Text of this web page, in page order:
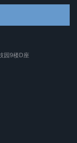
园9楼D座